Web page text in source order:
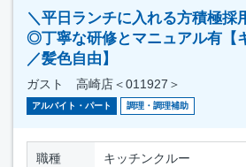
＼平日ランチに入れる方積極採
◎丁寧な研修とマニュアル有【
／髪色自由】
ガスト 高崎店＜011927＞
アルバイト・パート 調理・調理補助
職種 キッチンクルー